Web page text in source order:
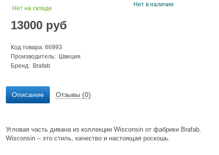
Нет на складе
13000 руб
Код товара: 66993
Производитель: Швеция
Бренд: Brafab
Нет в наличии
Описание Отзывы (0)
Угловая часть дивана из коллекции Wisconsin от фабрики Brafab.
Wisconsin – это стиль, качество и настоящая роскошь.